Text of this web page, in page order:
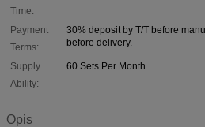
Time:
Payment
Terms:
30% deposit by T/T before
before delivery.
Supply
Ability:
60 Sets Per Month
Opis